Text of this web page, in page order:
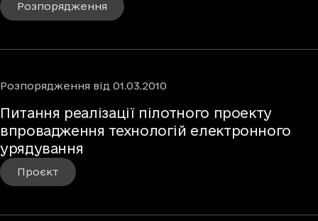
Розпорядження
Розпорядження від 01.03.2010
Питання реалізації пілотного проекту
впровадження технологій електронного
урядування
Проєкт